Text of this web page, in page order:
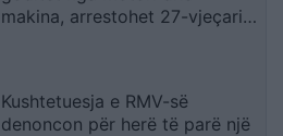
makina, arrestohet 27-vjeçari,
Kushtetuesja e RMV-së
denoncon për herë të parë një